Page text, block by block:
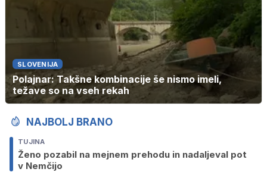
SLOVENIJA
Polajnar: Takšne kombinacije še nismo imeli,
težave so na vseh rekah
NAJBOLJ BRANO
TUJINA
Ženo pozabil na mejnem prehodu in nadaljeval pot
v Nemčijo